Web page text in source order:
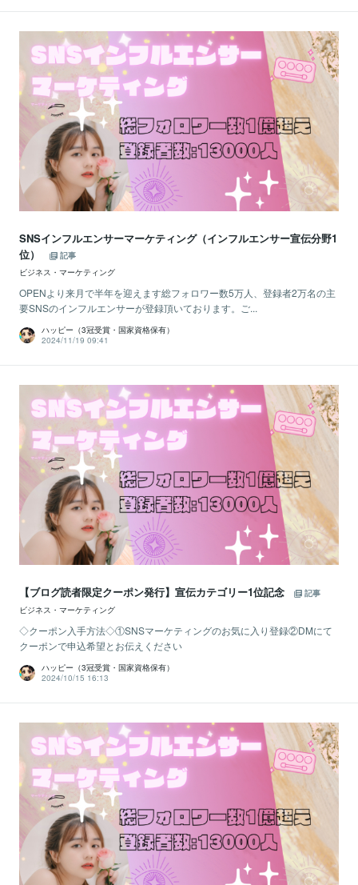
SNSインフルエンサーマーケティング（インフルエンサー宣伝分野1
位）
記事
ビジネス・マーケティング
OPENより来月で半年を迎えます総フォロワー数5万人、登録者2万名の主
要SNSのインフルエンサーが登録頂いております。ご...
ハッピー（3冠受賞・国家資格保有）
2024/11/19 09:41
【ブログ読者限定クーポン発行】宣伝カテゴリー1位記念
記事
ビジネス・マーケティング
◇クーポン入手方法◇①SNSマーケティングのお気に入り登録②DMにて
クーポンで申込希望とお伝えください
ハッピー（3冠受賞・国家資格保有）
2024/10/15 16:13